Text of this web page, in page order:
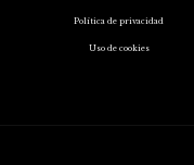
Política de privacidad
Uso de cookies